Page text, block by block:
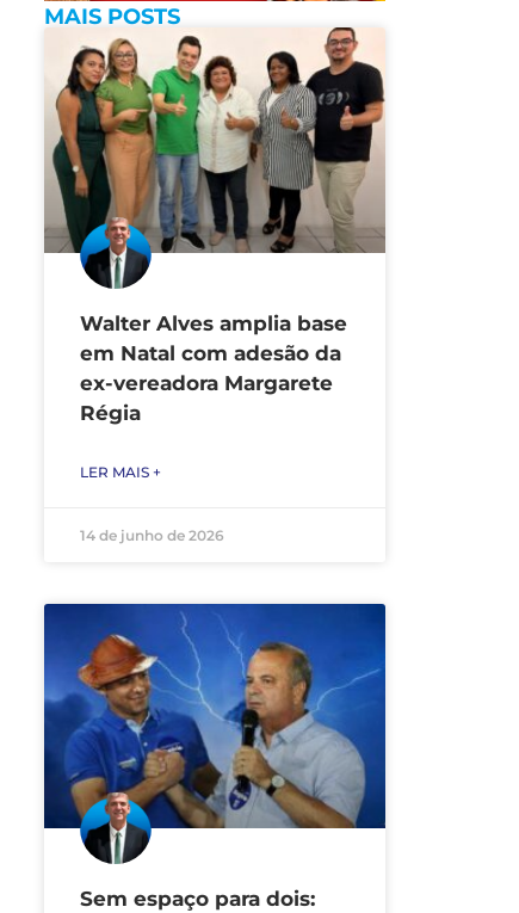
MAIS POSTS
Walter Alves amplia base
em Natal com adesão da
ex-vereadora Margarete
Régia
LER MAIS +
14 de junho de 2026
Sem espaço para dois: